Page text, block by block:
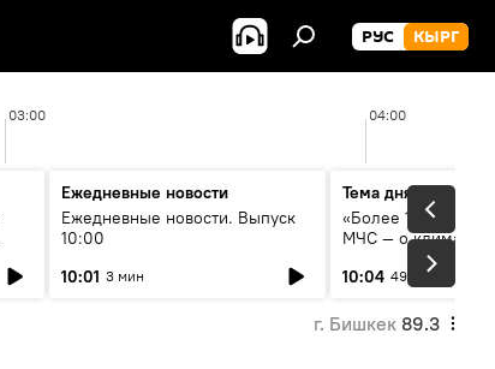
РУС КЫРГ
03:00 04:00
Ежедневные новости
Ежедневные новости. Выпуск
10:00
10:01 3 мин
Тема дня
«Более 1200 сёл в
МЧС — о климате,
системе
населения
10:04 49 мин
г. Бишкек 89.3